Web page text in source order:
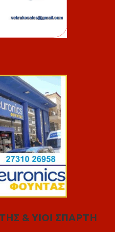
& YIOI ΣΠΑΡΤΗ